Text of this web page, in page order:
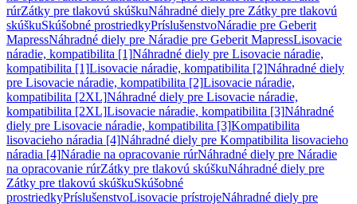
rúrZátky pre tlakovú skúškuNáhradné diely pre Zátky pre tlakovú
skúškuSkúšobné prostriedkyPríslušenstvoNáradie pre Geberit
MapressNáhradné diely pre Náradie pre Geberit MapressLisovacie
náradie, kompatibilita [1]Náhradné diely pre Lisovacie náradie,
kompatibilita [1]Lisovacie náradie, kompatibilita [2]Náhradné diely
pre Lisovacie náradie, kompatibilita [2]Lisovacie náradie,
kompatibilita [2XL]Náhradné diely pre Lisovacie náradie,
kompatibilita [2XL]Lisovacie náradie, kompatibilita [3]Náhradné
diely pre Lisovacie náradie, kompatibilita [3]Kompatibilita
lisovacieho náradia [4]Náhradné diely pre Kompatibilita lisovacieho
náradia [4]Náradie na opracovanie rúrNáhradné diely pre Náradie
na opracovanie rúrZátky pre tlakovú skúškuNáhradné diely pre
Zátky pre tlakovú skúškuSkúšobné
prostriedkyPríslušenstvoLisovacie prístrojeNáhradné diely pre